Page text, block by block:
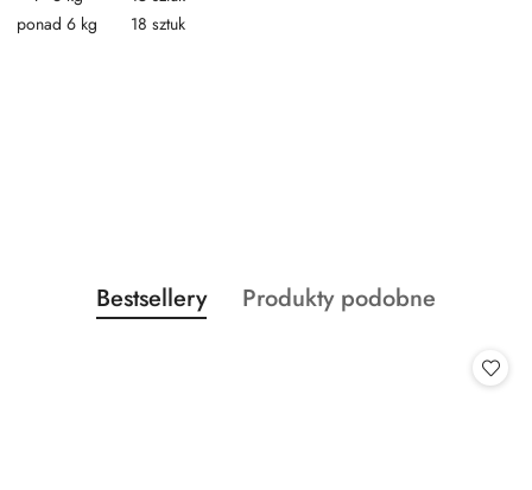
ponad 6 kg
18 sztuk
Pomiń karuzelę produktów
Produkty
o
Bestsellery
Produkty
Produkty podobne